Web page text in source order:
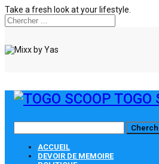
Take a fresh look at your lifestyle.
ACCUEIL
DEVOIR DE MEMOIRE